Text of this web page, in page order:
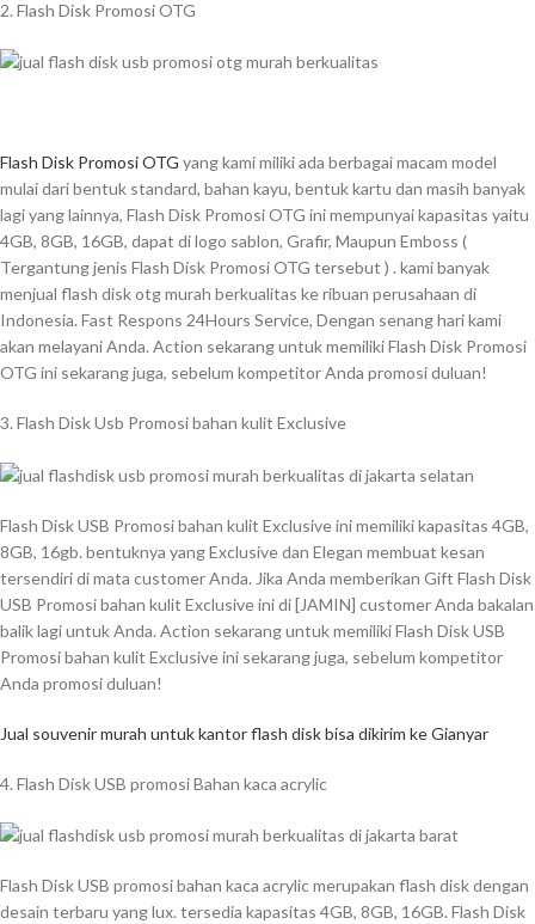
2. Flash Disk Promosi OTG
Flash Disk Promosi OTG yang kami miliki ada berbagai macam model
mulai dari bentuk standard, bahan kayu, bentuk kartu dan masih banyak
lagi yang lainnya, Flash Disk Promosi OTG ini mempunyai kapasitas yaitu
4GB, 8GB, 16GB, dapat di logo sablon, Grafir, Maupun Emboss (
Tergantung jenis Flash Disk Promosi OTG tersebut ) . kami banyak
menjual flash disk otg murah berkualitas ke ribuan perusahaan di
Indonesia. Fast Respons 24Hours Service, Dengan senang hari kami
akan melayani Anda. Action sekarang untuk memiliki Flash Disk Promosi
OTG ini sekarang juga, sebelum kompetitor Anda promosi duluan!
3. Flash Disk Usb Promosi bahan kulit Exclusive
Flash Disk USB Promosi bahan kulit Exclusive ini memiliki kapasitas 4GB,
8GB, 16gb. bentuknya yang Exclusive dan Elegan membuat kesan
tersendiri di mata customer Anda. Jika Anda memberikan Gift Flash Disk
USB Promosi bahan kulit Exclusive ini di [JAMIN] customer Anda bakalan
balik lagi untuk Anda. Action sekarang untuk memiliki Flash Disk USB
Promosi bahan kulit Exclusive ini sekarang juga, sebelum kompetitor
Anda promosi duluan!
Jual souvenir murah untuk kantor flash disk bisa dikirim ke Gianyar
4. Flash Disk USB promosi Bahan kaca acrylic
Flash Disk USB promosi bahan kaca acrylic merupakan flash disk dengan
desain terbaru yang lux. tersedia kapasitas 4GB, 8GB, 16GB. Flash Disk